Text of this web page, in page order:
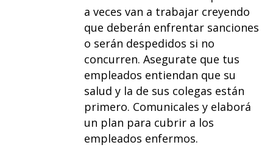
a veces van a trabajar creyendo
que deberán enfrentar sanciones
o serán despedidos si no
concurren. Asegurate que tus
empleados entiendan que su
salud y la de sus colegas están
primero. Comunicales y elaborá
un plan para cubrir a los
empleados enfermos.